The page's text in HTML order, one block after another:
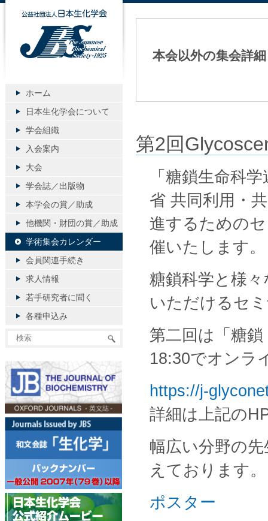
本会以外の集会詳細
第2回
「糖鎖生命科
省 共同利用・
進するための
催いたします。
糖鎖科学と様
いただけるセ
第二回は「糖
18:30でオンラ
https://j-
詳細は上記の
幅広い分野の
えております。
ポスター
公益社団法人日本生化学会
ホーム
日本生化学会について
学会組織
入会案内
大会
学会誌／出版物
本学会の賞／助成
他機関・財団の賞／助成
学術集会カレンダー
会員関連手続き
求人情報
若手研究者に聞く
各種申込み